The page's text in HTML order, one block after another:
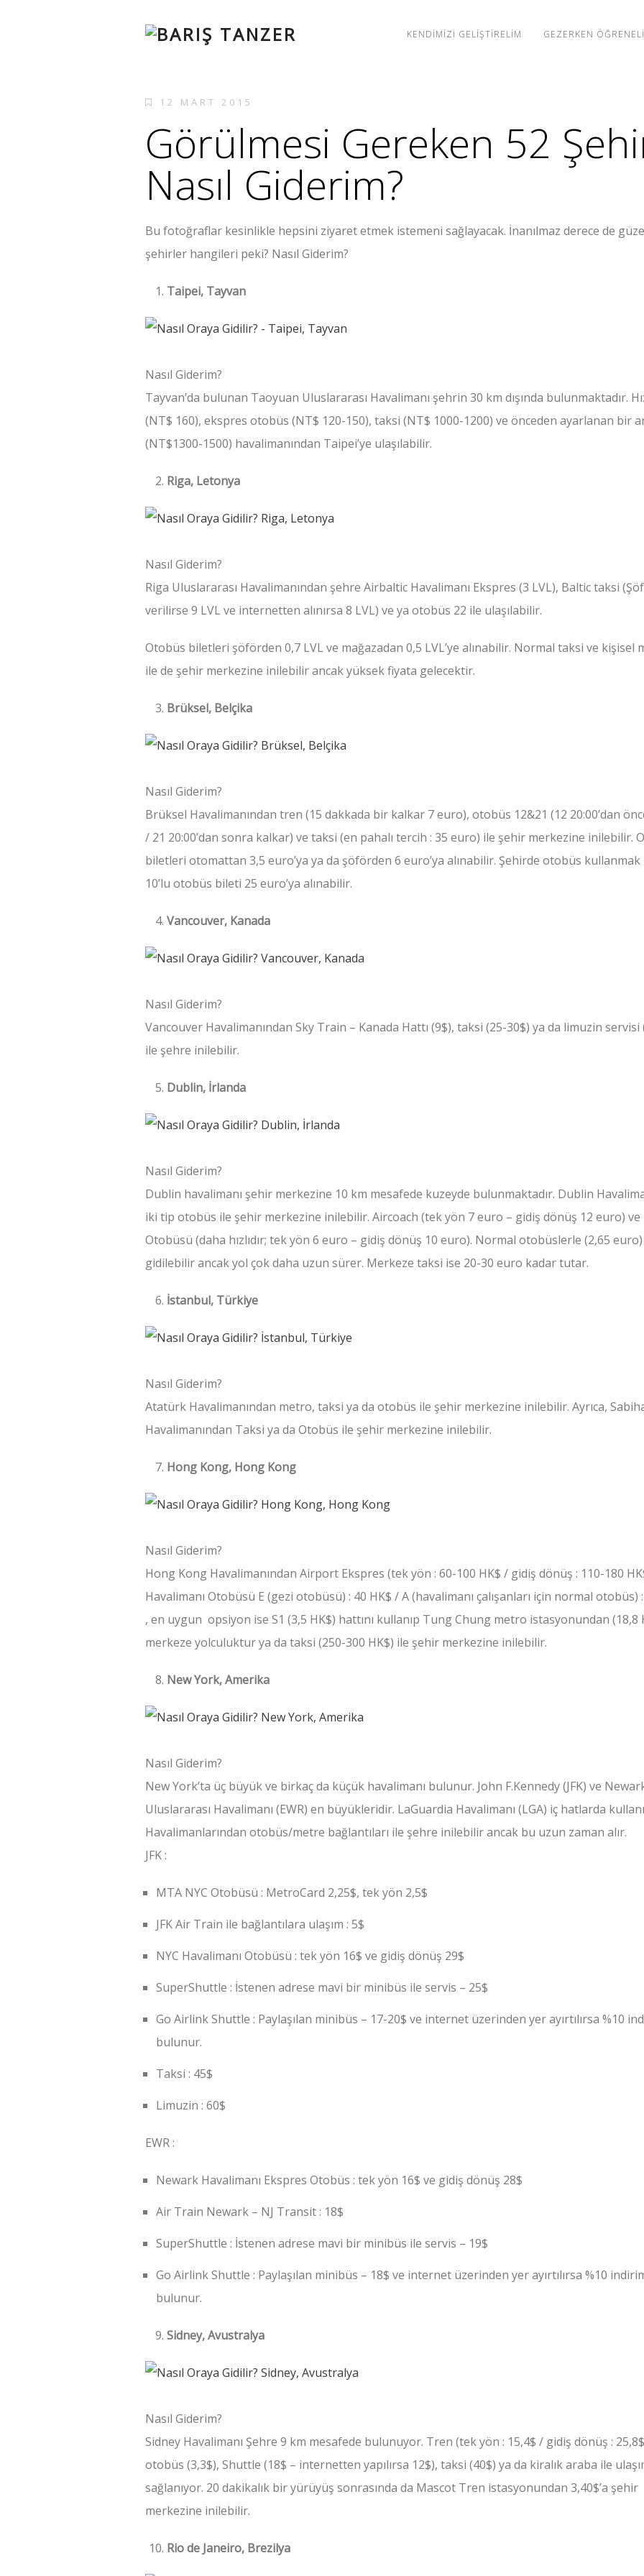
KENDIMIZI GELIŞTIRELIM GEZERKEN
12 MART 2015
Görülmesi Gereken 52
Nasıl Giderim?
Bu fotoğraflar kesinlikle hepsini ziyaret etmek istemeni sağlayacak. İnanılmaz derece de
şehirler hangileri peki? Nasıl Giderim?
Taipei, Tayvan
Nasıl Giderim?
Tayvan’da bulunan Taoyuan Uluslararası Havalimanı şehrin 30 km dışında bulunmaktadır.
(NT$ 160), ekspres otobüs (NT$ 120-150), taksi (NT$ 1000-1200) ve önceden ayarlanan bir
(NT$1300-1500) havalimanından Taipei’ye ulaşılabilir.
Riga, Letonya
Nasıl Giderim?
Riga Uluslararası Havalimanından şehre Airbaltic Havalimanı Ekspres (3 LVL), Baltic taksi
verilirse 9 LVL ve internetten alınırsa 8 LVL) ve ya otobüs 22 ile ulaşılabilir.
Otobüs biletleri şöförden 0,7 LVL ve mağazadan 0,5 LVL’ye alınabilir. Normal taksi ve kişisel
ile de şehir merkezine inilebilir ancak yüksek fiyata gelecektir.
Brüksel, Belçika
Nasıl Giderim?
Brüksel Havalimanından tren (15 dakkada bir kalkar 7 euro), otobüs 12&21 (12 20:00’dan
/ 21 20:00’dan sonra kalkar) ve taksi (en pahalı tercih : 35 euro) ile şehir merkezine inilebilir.
biletleri otomattan 3,5 euro’ya ya da şöförden 6 euro’ya alınabilir. Şehirde otobüs
10’lu otobüs bileti 25 euro’ya alınabilir.
Vancouver, Kanada
Nasıl Giderim?
Vancouver Havalimanından Sky Train – Kanada Hattı (9$), taksi (25-30$) ya da limuzin servisi
ile şehre inilebilir.
Dublin, İrlanda
Nasıl Giderim?
Dublin havalimanı şehir merkezine 10 km mesafede kuzeyde bulunmaktadır. Dublin
iki tip otobüs ile şehir merkezine inilebilir. Aircoach (tek yön 7 euro – gidiş dönüş 12 euro)
Otobüsü (daha hızlıdır; tek yön 6 euro – gidiş dönüş 10 euro). Normal otobüslerle (2,65
gidilebilir ancak yol çok daha uzun sürer. Merkeze taksi ise 20-30 euro kadar tutar.
İstanbul, Türkiye
Nasıl Giderim?
Atatürk Havalimanından metro, taksi ya da otobüs ile şehir merkezine inilebilir. Ayrıca,
Havalimanından Taksi ya da Otobüs ile şehir merkezine inilebilir.
Hong Kong, Hong Kong
Nasıl Giderim?
Hong Kong Havalimanından Airport Ekspres (tek yön : 60-100 HK$ / gidiş dönüş : 110-180
Havalimanı Otobüsü E (gezi otobüsü) : 40 HK$ / A (havalimanı çalışanları için normal otobüs)
, en uygun opsiyon ise S1 (3,5 HK$) hattını kullanıp Tung Chung metro istasyonundan (18,8
merkeze yolculuktur ya da taksi (250-300 HK$) ile şehir merkezine inilebilir.
New York, Amerika
Nasıl Giderim?
New York’ta üç büyük ve birkaç da küçük havalimanı bulunur. John F.Kennedy (JFK) ve
Uluslararası Havalimanı (EWR) en büyükleridir. LaGuardia Havalimanı (LGA) iç hatlarda
Havalimanlarından otobüs/metre bağlantıları ile şehre inilebilir ancak bu uzun zaman alır.
JFK :
MTA NYC Otobüsü : MetroCard 2,25$, tek yön 2,5$
JFK Air Train ile bağlantılara ulaşım : 5$
NYC Havalimanı Otobüsü : tek yön 16$ ve gidiş dönüş 29$
SuperShuttle : İstenen adrese mavi bir minibüs ile servis – 25$
Go Airlink Shuttle : Paylaşılan minibüs – 17-20$ ve internet üzerinden yer ayırtılırsa %10
bulunur.
Taksi : 45$
Limuzin : 60$
EWR :
Newark Havalimanı Ekspres Otobüs : tek yön 16$ ve gidiş dönüş 28$
Air Train Newark – NJ Transit : 18$
SuperShuttle : İstenen adrese mavi bir minibüs ile servis – 19$
Go Airlink Shuttle : Paylaşılan minibüs – 18$ ve internet üzerinden yer ayırtılırsa %10
bulunur.
Sidney, Avustralya
Nasıl Giderim?
Sidney Havalimanı Şehre 9 km mesafede bulunuyor. Tren (tek yön : 15,4$ / gidiş dönüş :
otobüs (3,3$), Shuttle (18$ – internetten yapılırsa 12$), taksi (40$) ya da kiralık araba ile
sağlanıyor. 20 dakikalık bir yürüyüş sonrasında da Mascot Tren istasyonundan 3,40$’a şehir
merkezine inilebilir.
Rio de Janeiro, Brezilya